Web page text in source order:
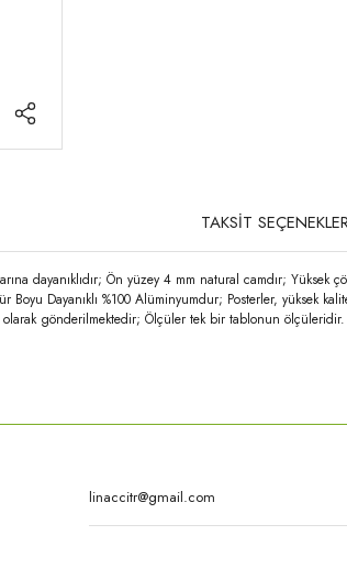
TAKSİT
dayanıklıdır; Ön yüzey 4 mm natural camdır;
Dayanıklı %100 Alüminyumdur; Posterler, yüksek
gönderilmektedir; Ölçüler tek bir tablonun ölçüleridir.